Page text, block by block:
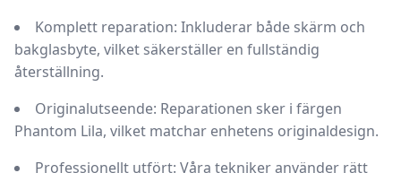
Komplett reparation: Inkluderar både skärm och
bakglasbyte, vilket säkerställer en fullständig
återställning.
Originalutseende: Reparationen sker i färgen
Phantom Lila, vilket matchar enhetens originaldesign.
Professionellt utfört: Våra tekniker använder rätt